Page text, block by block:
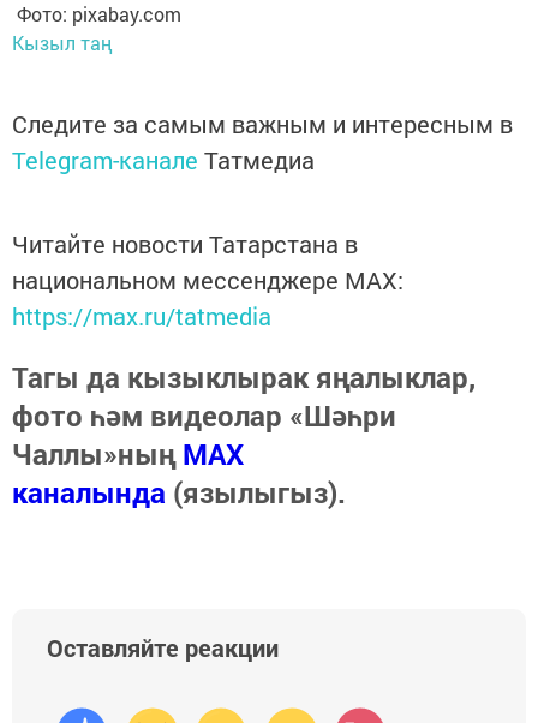
Фото: pixabay.com
Кызыл таң
Следите за самым важным и интересным в
Telegram-канале Татмедиа
Читайте новости Татарстана в
национальном мессенджере MАХ:
https://max.ru/tatmedia
Тагы да кызыклырак яңалыклар,
фото һәм видеолар «Шәһри
Чаллы»ныңMAX
каналында (язылыгыз).
Оставляйте реакции